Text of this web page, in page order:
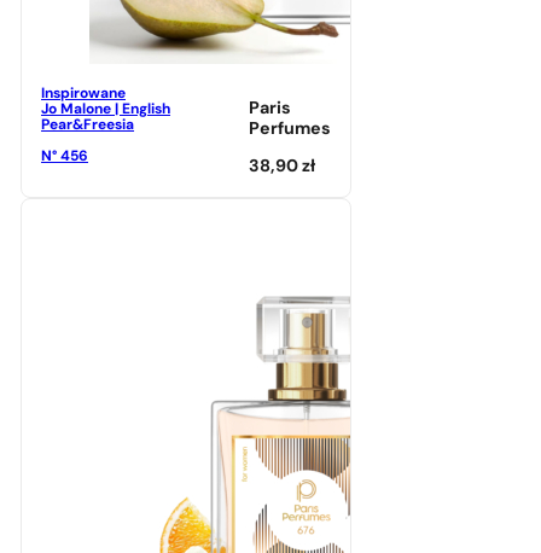
Inspirowane
Jo Malone | English
Pear&Freesia
N° 456
Paris
Perfumes
38,90zł